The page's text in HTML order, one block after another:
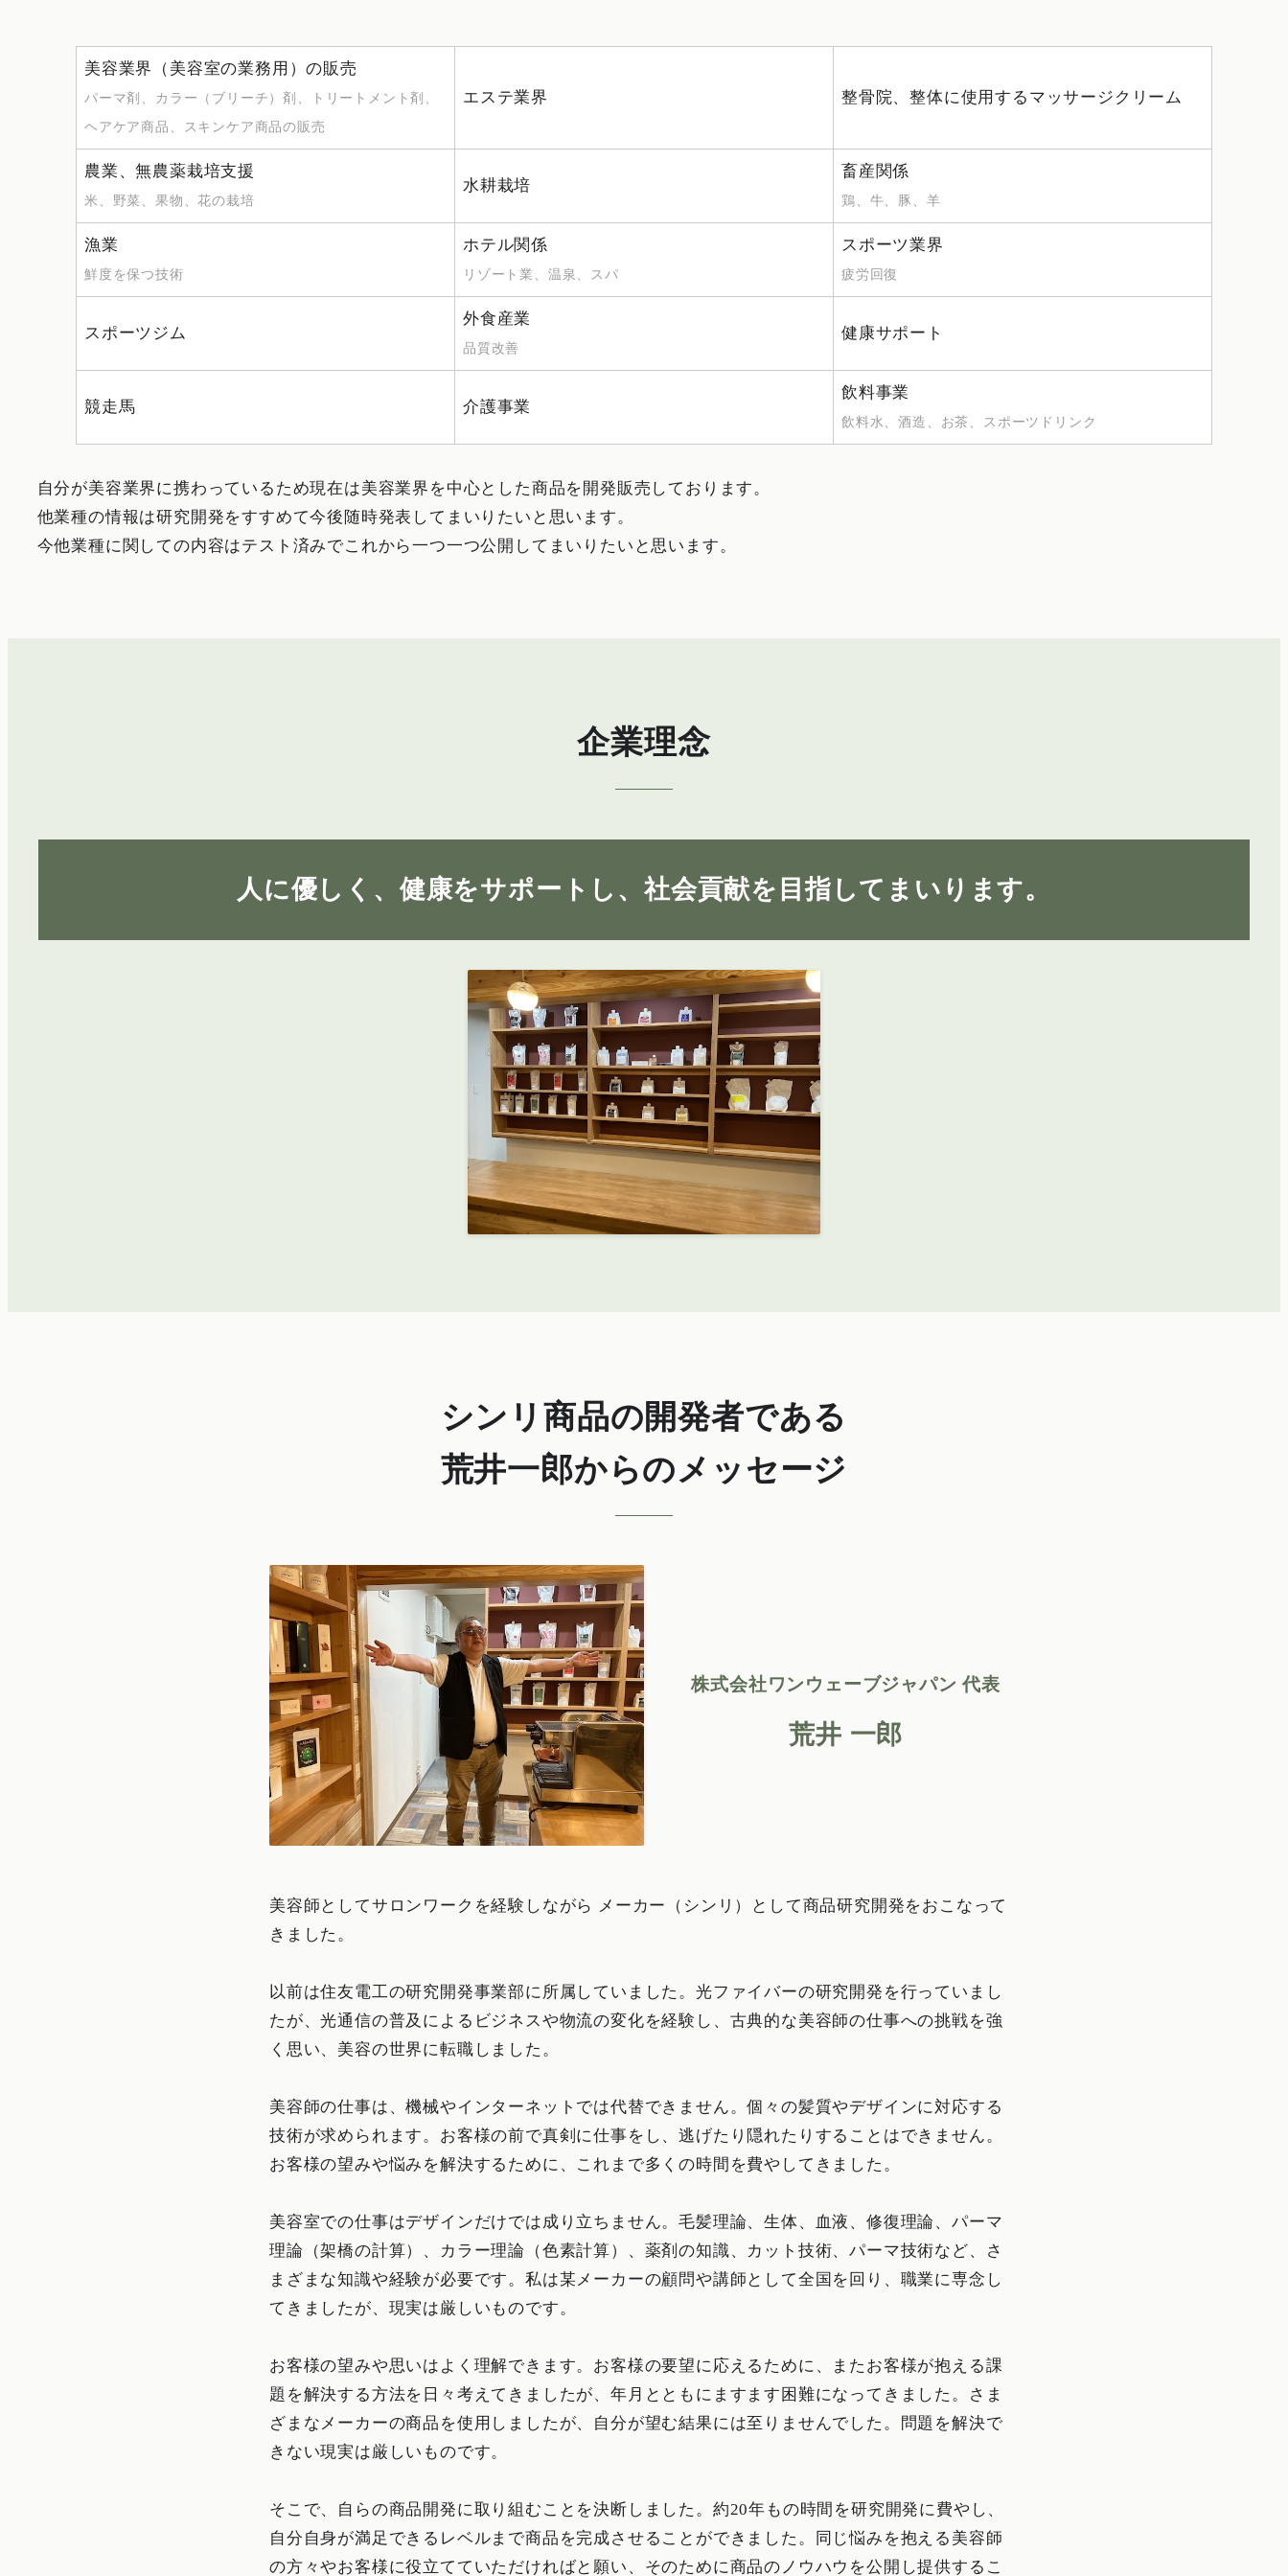
美容業界（美容室の業務用）の販売
パーマ剤、カラー（ブリーチ）剤、トリートメント剤、
ヘアケア商品、スキンケア商品の販売
エステ業界 整骨院、整体に使用するマッサージクリーム
農業、無農薬栽培支援
米、野菜、果物、花の栽培
水耕栽培
畜産関係
鶏、牛、豚、羊
漁業
鮮度を保つ技術
ホテル関係
リゾート業、温泉、スパ
スポーツ業界
疲労回復
スポーツジム
外食産業
品質改善
健康サポート
競走馬 介護事業
飲料事業
飲料水、酒造、お茶、スポーツドリンク
自分が美容業界に携わっているため現在は美容業界を中心とした商品を開発販売しております。
他業種の情報は研究開発をすすめて今後随時発表してまいりたいと思います。
今他業種に関しての内容はテスト済みでこれから一つ一つ公開してまいりたいと思います。
企業理念
人に優しく、健康をサポートし、 社会貢献を目指してまいります。
シンリ商品の開発者である
荒井一郎からのメッセージ
株式会社ワンウェーブジャパン 代表
荒井 一郎
美容師としてサロンワークを経験しながら メーカー（シンリ）として商品研究開発をおこなって
きました。
以前は住友電工の研究開発事業部に所属していました。光ファイバーの研究開発を行っていまし
たが、光通信の普及によるビジネスや物流の変化を経験し、古典的な美容師の仕事への挑戦を強
く思い、美容の世界に転職しました。
美容師の仕事は、機械やインターネットでは代替できません。個々の髪質やデザインに対応する
技術が求められます。お客様の前で真剣に仕事をし、逃げたり隠れたりすることはできません。
お客様の望みや悩みを解決するために、これまで多くの時間を費やしてきました。
美容室での仕事はデザインだけでは成り立ちません。毛髪理論、生体、血液、修復理論、パーマ
理論（架橋の計算）、カラー理論（色素計算）、薬剤の知識、カット技術、パーマ技術など、さ
まざまな知識や経験が必要です。私は某メーカーの顧問や講師として全国を回り、職業に専念し
てきましたが、現実は厳しいものです。
お客様の望みや思いはよく理解できます。お客様の要望に応えるために、またお客様が抱える課
題を解決する方法を日々考えてきましたが、年月とともにますます困難になってきました。さま
ざまなメーカーの商品を使用しましたが、自分が望む結果には至りませんでした。問題を解決で
きない現実は厳しいものです。
そこで、自らの商品開発に取り組むことを決断しました。約20年もの時間を研究開発に費やし、
自分自身が満足できるレベルまで商品を完成させることができました。同じ悩みを抱える美容師
の方々やお客様に役立てていただければと願い、そのために商品のノウハウを公開し提供するこ